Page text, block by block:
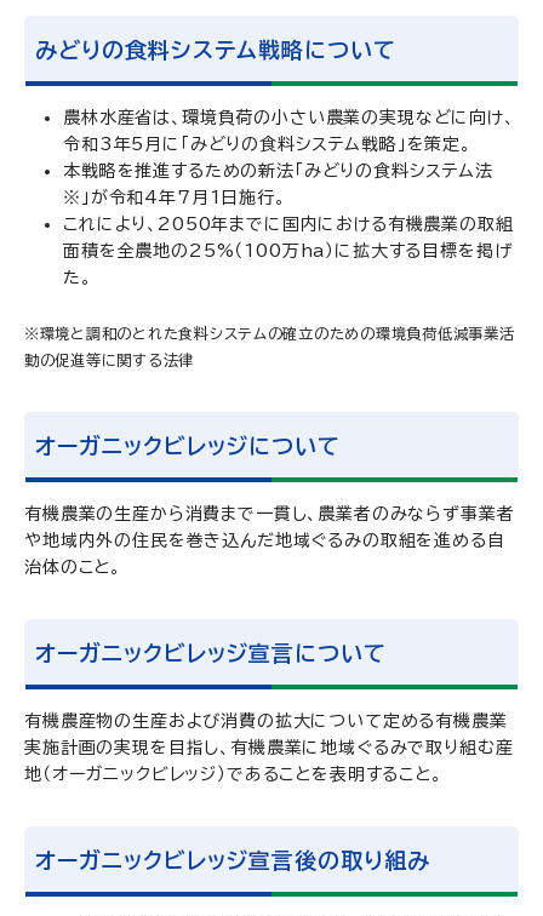
みどりの食料システム戦略について
農林水産省は、環境負荷の小さい農業の実現などに向け、
令和3年5月に「みどりの食料システム戦略」を策定。
本戦略を推進するための新法「みどりの食料システム法
※」が令和4年7月1日施行。
これにより、2050年までに国内における有機農業の取組
面積を全農地の25%（100万ha）に拡大する目標を掲げ
た。
※環境と調和のとれた食料システムの確立のための環境負荷低減事業活
動の促進等に関する法律
オーガニックビレッジについて
有機農業の生産から消費まで一貫し、農業者のみならず事業者
や地域内外の住民を巻き込んだ地域ぐるみの取組を進める自
治体のこと。
オーガニックビレッジ宣言について
有機農産物の生産および消費の拡大について定める有機農業
実施計画の実現を目指し、有機農業に地域ぐるみで取り組む産
地（オーガニックビレッジ）であることを表明すること。
オーガニックビレッジ宣言後の取り組み